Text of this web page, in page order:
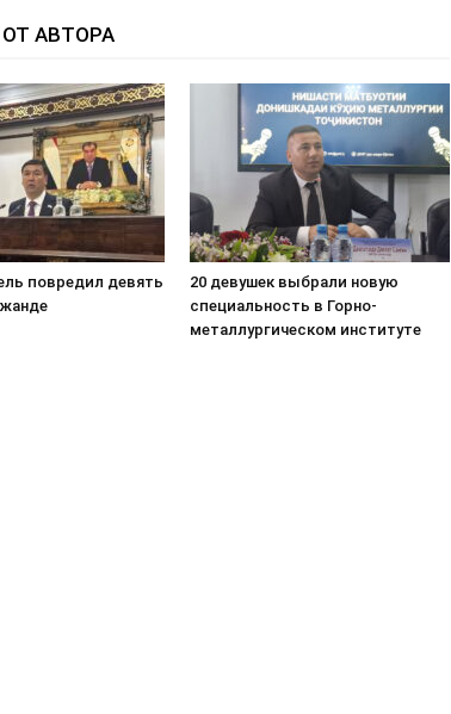
АВТОРА
повредил девять
20 девушек выбрали новую
специальность в Горно-
металлургическом институте